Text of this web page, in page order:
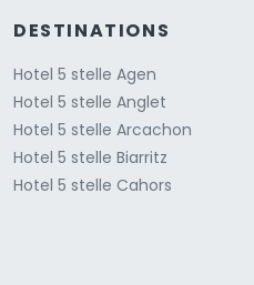
DESTINATIONS
Hotel 5 stelle Agen
Hotel 5 stelle Anglet
Hotel 5 stelle Arcachon
Hotel 5 stelle Biarritz
Hotel 5 stelle Cahors